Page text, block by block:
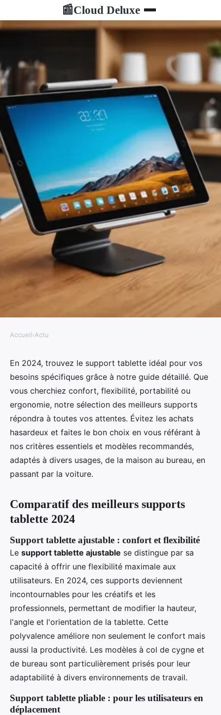
📰Cloud Deluxe
Guide d'achat du meilleur
support tablette pour 2024
Yasmine•10 juillet 2024•3 min de lecture
Accueil›Actu
En 2024, trouvez le support tablette idéal pour vos
besoins spécifiques grâce à notre guide détaillé. Que
vous cherchiez confort, flexibilité, portabilité ou
ergonomie, notre sélection des meilleurs supports
répondra à toutes vos attentes. Évitez les achats
hasardeux et faites le bon choix en vous référant à
nos critères essentiels et modèles recommandés,
adaptés à divers usages, de la maison au bureau, en
passant par la voiture.
Comparatif des meilleurs supports
tablette 2024
Support tablette ajustable : confort et flexibilité
Le support tablette ajustable se distingue par sa
capacité à offrir une flexibilité maximale aux
utilisateurs. En 2024, ces supports deviennent
incontournables pour les créatifs et les
professionnels, permettant de modifier la hauteur,
l'angle et l'orientation de la tablette. Cette
polyvalence améliore non seulement le confort mais
aussi la productivité. Les modèles à col de cygne et
de bureau sont particulièrement prisés pour leur
adaptabilité à divers environnements de travail.
Support tablette pliable : pour les utilisateurs en
déplacement